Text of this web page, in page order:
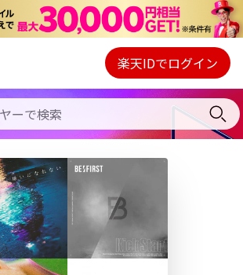
ン
お試し
Webプレイヤー
ご契約内容の確認・変更
楽天IDでログイン